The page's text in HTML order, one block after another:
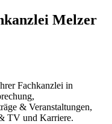
Melzer
Fachkanzlei in
& Veranstaltungen,
TV und Karriere.